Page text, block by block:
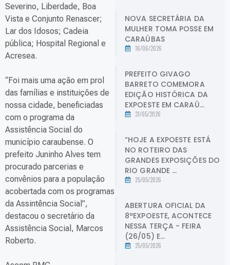
Severino, Liberdade, Boa
Vista e Conjunto Renascer;
Lar dos Idosos; Cadeia
pública; Hospital Regional e
Acresea.
“Foi mais uma ação em prol
das famílias e instituições de
nossa cidade, beneficiadas
com o programa da
Assistência Social do
município caraubense. O
prefeito Juninho Alves tem
procurado parcerias e
convênios para a população
acobertada com os programas
da Assintência Social”,
destacou o secretário da
Assistência Social, Marcos
Roberto.
NOVA SECRETÁRIA DA
MULHER TOMA POSSE EM
CARAÚBAS
16/06/2026
PREFEITO GIVAGO
BARRETO COMEMORA
EDIÇÃO HISTÓRICA DA
EXPOESTE EM CARAÚ...
31/05/2026
“HOJE A EXPOESTE ESTÁ
NO ROTEIRO DAS
GRANDES EXPOSIÇÕES DO
RIO GRANDE ...
25/05/2026
ABERTURA OFICIAL DA
8ªEXPOESTE, ACONTECE
NESSA TERÇA - FEIRA
(26/05) E...
25/05/2026